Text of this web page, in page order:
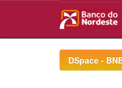
DSpace -